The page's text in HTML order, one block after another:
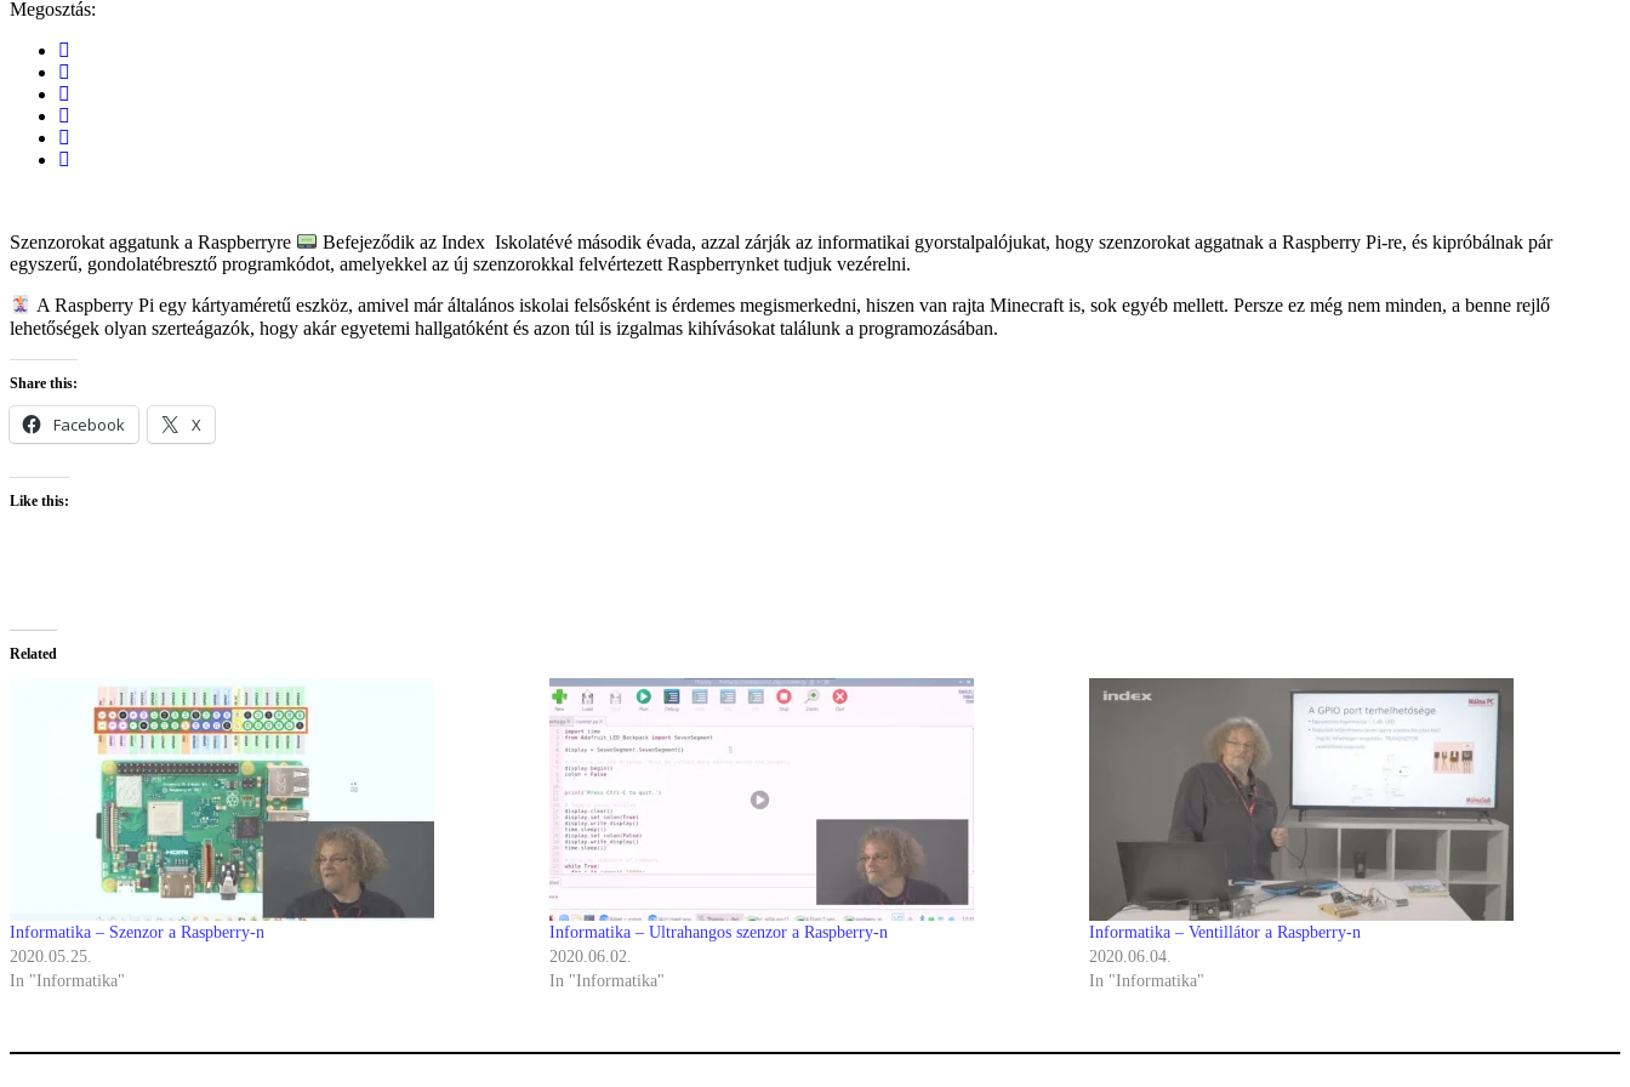
Megosztás:
Szenzorokat aggatunk a Raspberryre
Befejeződik az Index Iskolatévé második évada, azzal zárják az informatikai gyorstalpalójukat, hogy szenzorokat aggatnak a Raspberry Pi-re, és kipróbálnak pár
egyszerű, gondolatébresztő programkódot, amelyekkel az új szenzorokkal felvértezett Raspberrynket tudjuk vezérelni.
A Raspberry Pi egy kártyaméretű eszköz, amivel már általános iskolai felsősként is érdemes megismerkedni, hiszen van rajta Minecraft is, sok egyéb mellett. Persze ez még nem minden, a benne rejlő
lehetőségek olyan szerteágazók, hogy akár egyetemi hallgatóként és azon túl is izgalmas kihívásokat találunk a programozásában.
Share this:
Facebook X
Like this:
Related
Informatika – Szenzor a Raspberry-n
2020.05.25.
In "Informatika"
Informatika – Ultrahangos szenzor a Raspberry-n
2020.06.02.
In "Informatika"
Informatika – Ventillátor a Raspberry-n
2020.06.04.
In "Informatika"